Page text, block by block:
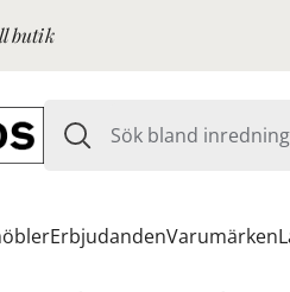
butik
ErbjudandenVarumärken